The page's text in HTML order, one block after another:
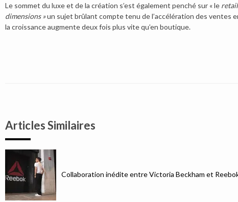
Le sommet du luxe et de la création s’est également penché sur « leretail,
dimensions »un sujet brûlant compte tenu de l’accélération des ventes
la croissance augmente deux fois plus vite qu’en boutique.
Articles Similaires
Collaboration inédite entre Victoria Beckham et